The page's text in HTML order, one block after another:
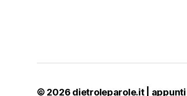
© 2026 dietroleparole.it |